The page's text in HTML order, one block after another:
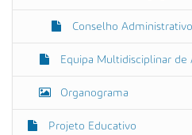
Conselho Administrativo
Equipa Multidisciplinar de
Organograma
Projeto Educativo